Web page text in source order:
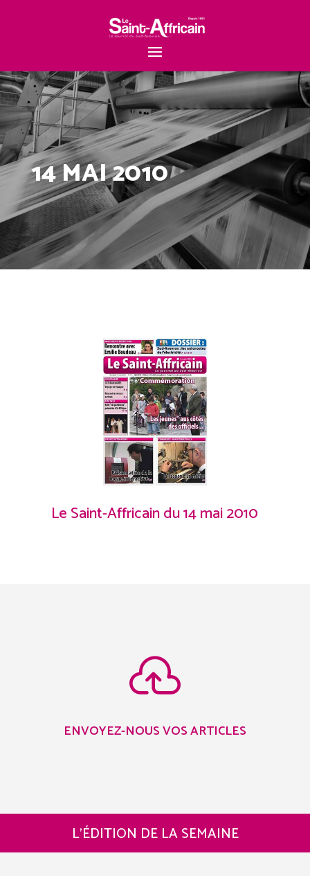
14 MAI 2010
Le Saint-Affricain du 14 mai 2010

ENVOYEZ-NOUS VOS ARTICLES
L’ÉDITION DE LA SEMAINE